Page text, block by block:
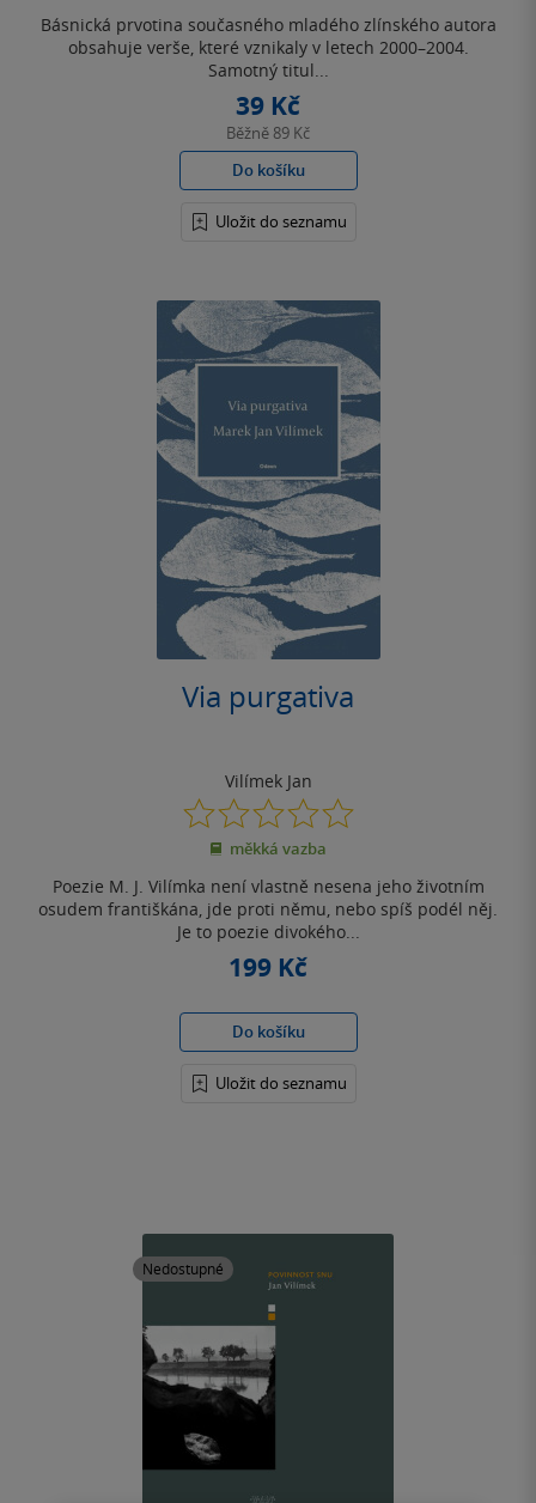
Básnická prvotina současného mladého zlínského autora
obsahuje verše, které vznikaly v letech 2000–2004.
Samotný titul...
39 Kč
Běžně 89 Kč
Do košíku
Uložit do seznamu
Via purgativa
Vilímek Jan
0.0
z
5
měkká vazba
Poezie M. J. Vilímka není vlastně nesena jeho životním
osudem františkána, jde proti němu, nebo spíš podél něj.
Je to poezie divokého...
199 Kč
Do košíku
Uložit do seznamu
Nedostupné